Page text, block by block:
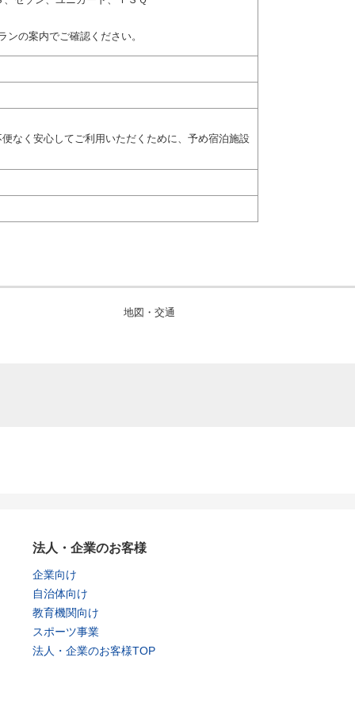
の案内でご確認ください。
なく安心してご利用いただくために、予め宿泊施設
地図・交通
法人・企業のお客様
企業向け
自治体向け
教育機関向け
スポーツ事業
法人・企業のお客様TOP